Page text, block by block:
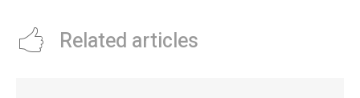
Related articles